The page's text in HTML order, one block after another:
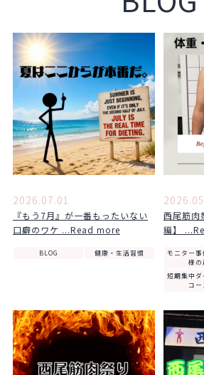
2026.07.01
『もう7月』が一番もったいない
口癖のワケ ...Read more
BLOG 健康・生活習慣
西尾筋肉
編】
モニター事
様の
短期集中ダ
コー